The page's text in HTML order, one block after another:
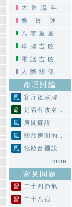
大運流年
樂透運
八字重量
車牌吉凶
電話吉凶
人際關係
命理討論
風
客厅祖宗牌..
命
是否有改名..
風
房間擺設
風
關於房間的..
風
化妝台擺設..
more...
常見問題
習
二十四節氣
習
二十八宿